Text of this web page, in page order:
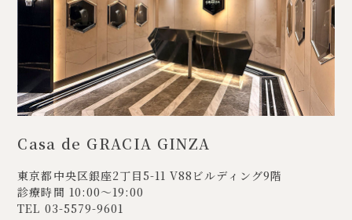
Casa de GRACIA GINZA
東京都中央区銀座2丁目5-11V88ビルディング9階
診療時間 10:00〜19:00
TEL 03-5579-9601